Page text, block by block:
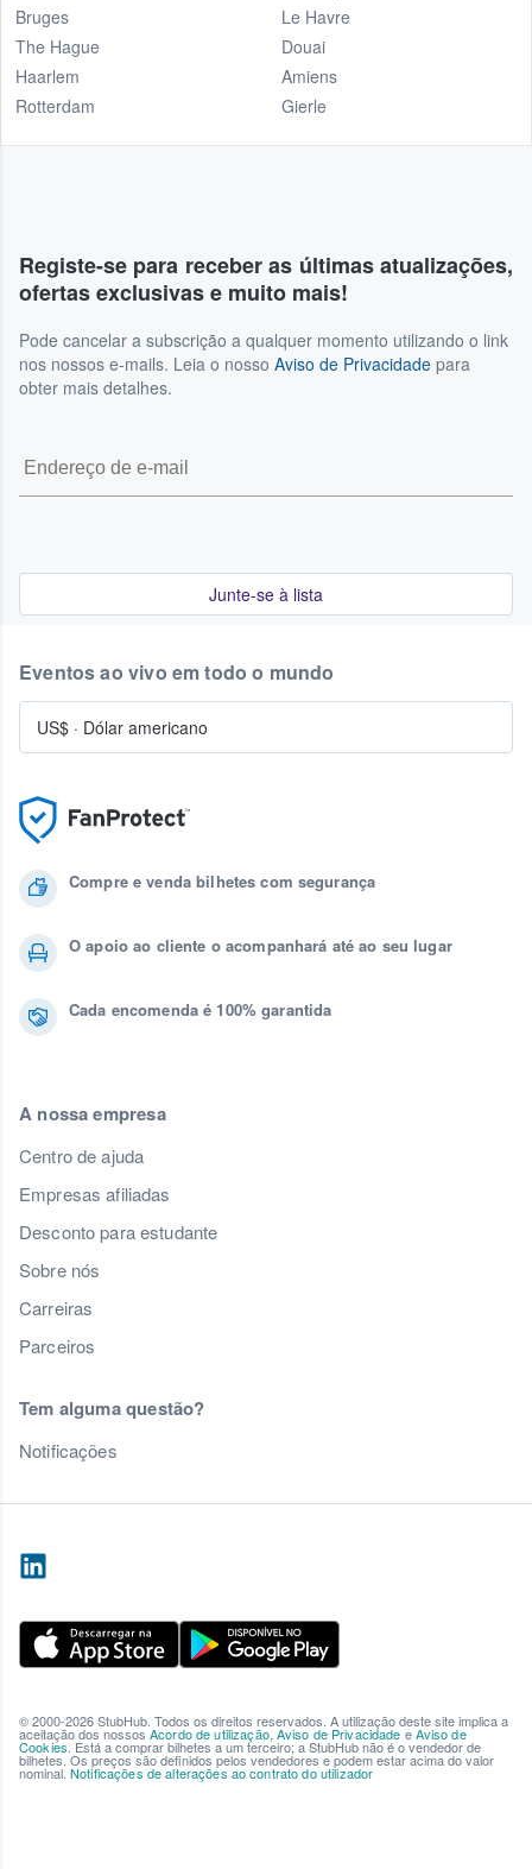
Bruges
The Hague
Haarlem
Rotterdam
Le Havre
Douai
Amiens
Gierle
Registe-se para receber as últimas atualizações,
ofertas exclusivas e muito mais!
Pode cancelar a subscrição a qualquer momento utilizando o link
nos nossos e-mails. Leia o nosso Aviso de Privacidade para
obter mais detalhes.
Junte-se à lista
Compre e venda bilhetes com segurança
O apoio ao cliente o acompanhará até ao seu lugar
Cada encomenda é 100% garantida
A nossa empresa
Centro de ajuda
Empresas afiliadas
Desconto para estudante
Sobre nós
Carreiras
Parceiros
Tem alguma questão?
Notificações
Eventos ao vivo em todo o mundo
US$ · Dólar americano
© 2000-2026 StubHub. Todos os direitos reservados. A utilização deste site implica a
aceitação dos nossos Acordo de utilização, Aviso de Privacidade eAviso de
Cookies. Está a comprar bilhetes a um terceiro; a StubHub não é o vendedor de
bilhetes. Os preços são definidos pelos vendedores e podem estar acima do valor
nominal. Notificações de alterações ao contrato do utilizador